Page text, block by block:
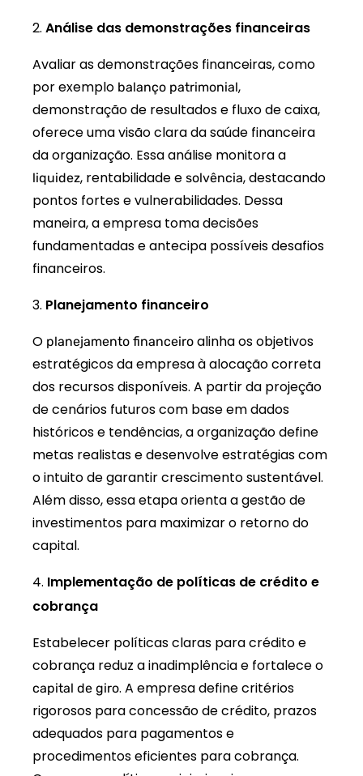
Análise das demonstrações financeiras
Avaliar as demonstrações financeiras, como
por exemplo balanço patrimonial,
demonstração de resultados e fluxo de caixa,
oferece uma visão clara da saúde financeira
da organização. Essa análise monitora a
liquidez, rentabilidade e solvência, destacando
pontos fortes e vulnerabilidades. Dessa
maneira, a empresa toma decisões
fundamentadas e antecipa possíveis desafios
financeiros.
Planejamento financeiro
O planejamento financeiro alinha os objetivos
estratégicos da empresa à alocação correta
dos recursos disponíveis. A partir da projeção
de cenários futuros com base em dados
históricos e tendências, a organização define
metas realistas e desenvolve estratégias com
o intuito de garantir crescimento sustentável.
Além disso, essa etapa orienta a gestão de
investimentos para maximizar o retorno do
capital.
Implementação de políticas de crédito e
cobrança
Estabelecer políticas claras para crédito e
cobrança reduz a inadimplência e fortalece o
capital de giro. A empresa define critérios
rigorosos para concessão de crédito, prazos
adequados para pagamentos e
procedimentos eficientes para cobrança.